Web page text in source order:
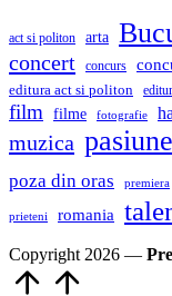
act si politon arta
concert concurs
editura act si politon
film filme fotografie
muzica pasiune
poza din oras premiera
prieteni romania
Copyright 2026 —